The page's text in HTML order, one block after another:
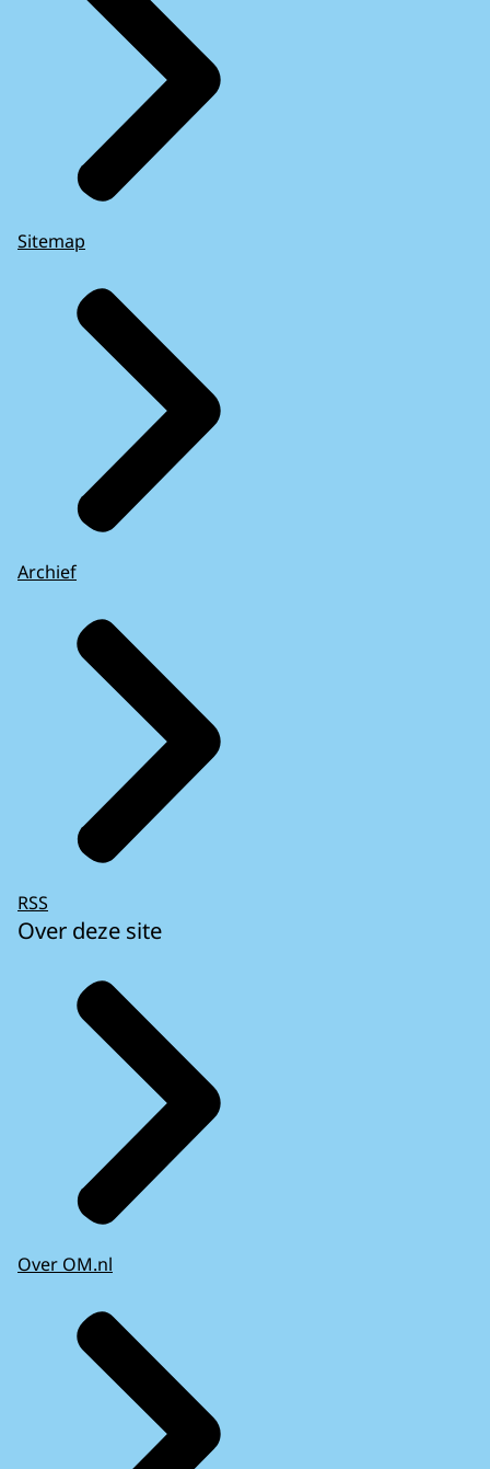
Sitemap
Archief
RSS
Over deze site
Over OM.nl